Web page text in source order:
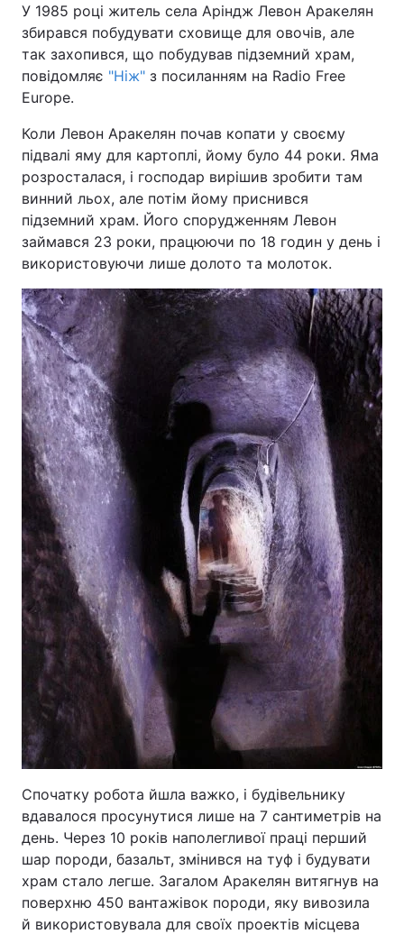
У 1985 році житель села Аріндж Левон Аракелян
збирався побудувати сховище для овочів, але
так захопився, що побудував підземний храм,
повідомляє "Ніж" з посиланням на Radio Free
Europe.
Коли Левон Аракелян почав копати у своєму
підвалі яму для картоплі, йому було 44 роки. Яма
розросталася, і господар вирішив зробити там
винний льох, але потім йому приснився
підземний храм. Його спорудженням Левон
займався 23 роки, працюючи по 18 годин у день і
використовуючи лише долото та молоток.
Спочатку робота йшла важко, і будівельнику
вдавалося просунутися лише на 7 сантиметрів на
день. Через 10 років наполегливої праці перший
шар породи, базальт, змінився на туф і будувати
храм стало легше. Загалом Аракелян витягнув на
поверхню 450 вантажівок породи, яку вивозила
й використовувала для своїх проектів місцева